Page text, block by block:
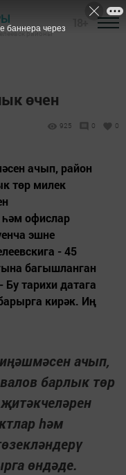
районы
өчен
925 0 0
ачып, район
төр милек
офислар
эшне
- 45
багышланган
Бу тарихи датага
кирәк. Иң
ачып,
барлык төр
һәм
өндәде.
баннера через